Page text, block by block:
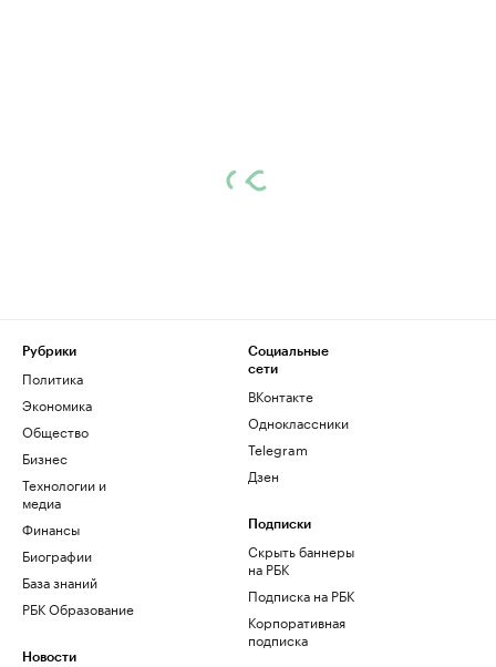
Рубрики
Политика
Экономика
Общество
Бизнес
Технологии и
медиа
Финансы
Биографии
База знаний
РБК Образование
Новости
Социальные
сети
ВКонтакте
Одноклассники
Telegram
Дзен
Подписки
Скрыть баннеры
на РБК
Подписка на РБК
Корпоративная
подписка